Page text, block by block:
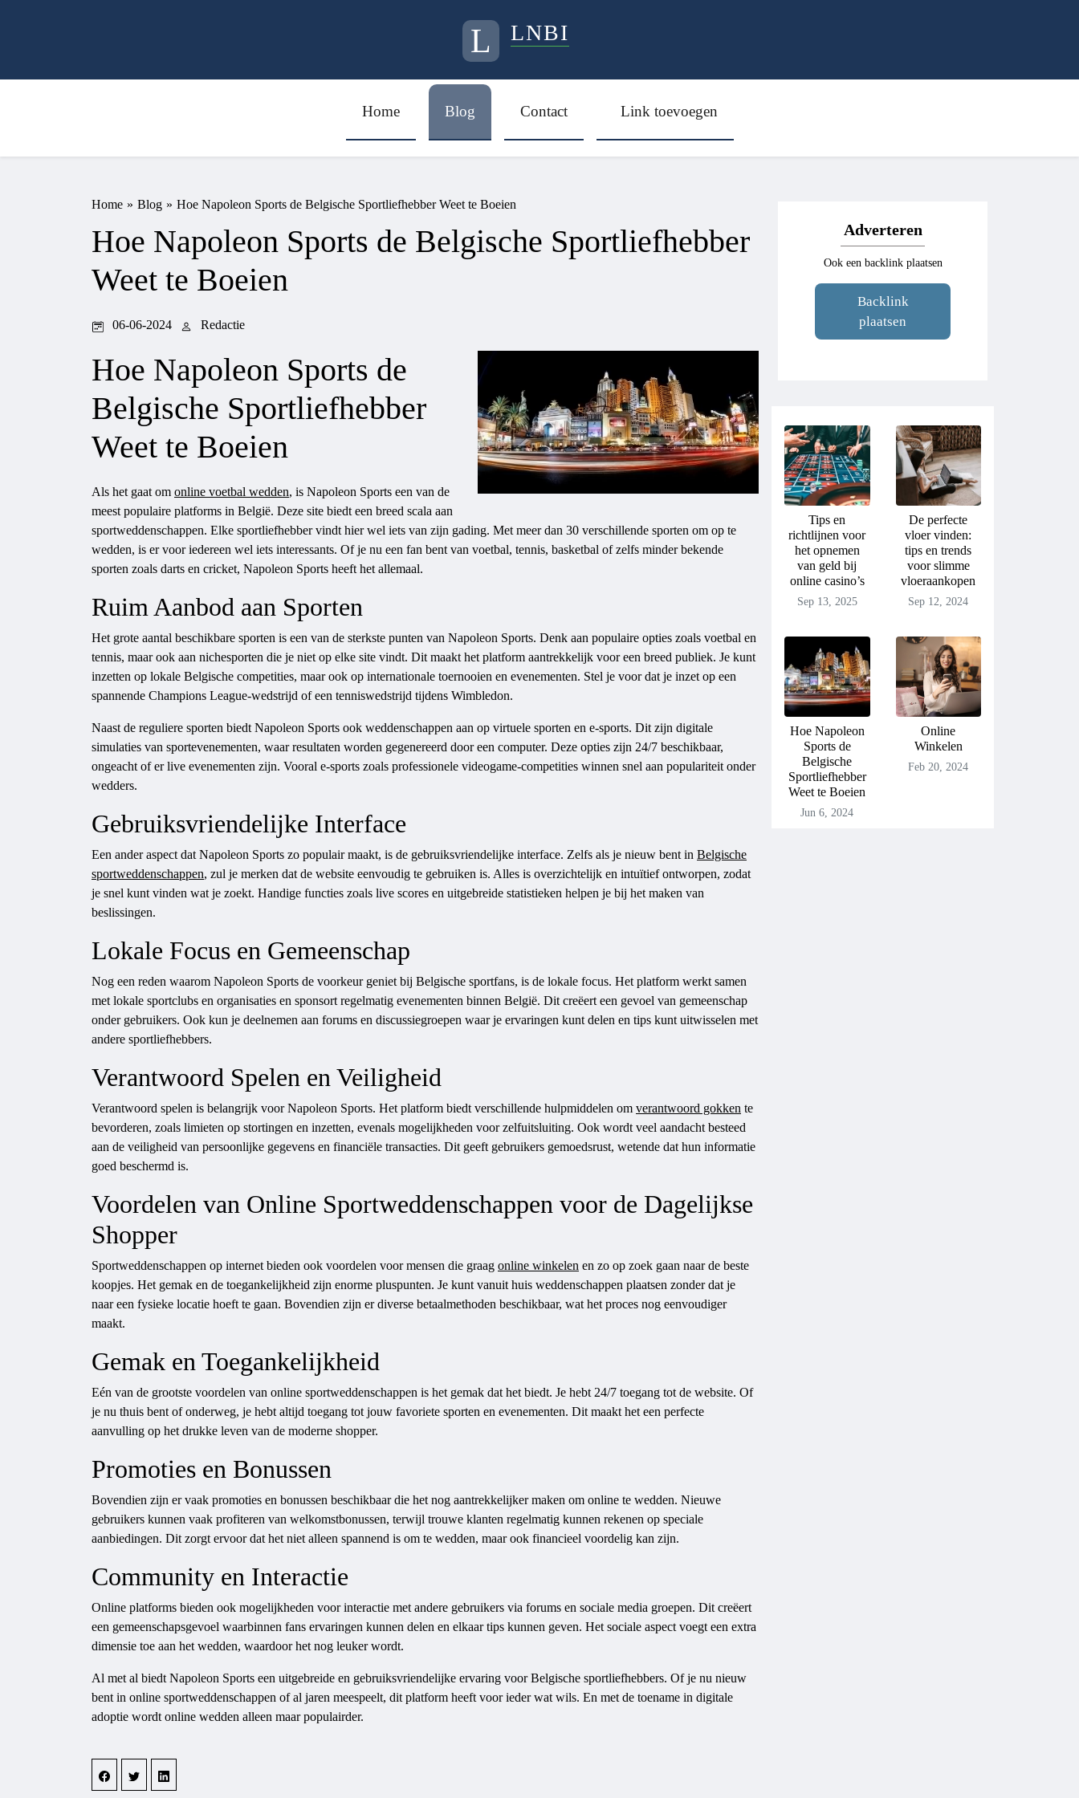
L LNBI
Home Blog Contact Link toevoegen
Home » Blog » Hoe Napoleon Sports de Belgische Sportliefhebber Weet te Boeien
Hoe Napoleon Sports de Belgische Sportliefhebber
Weet te Boeien
06-06-2024 Redactie
Hoe Napoleon Sports de
Belgische Sportliefhebber
Weet te Boeien
Als het gaat om online voetbal wedden, is Napoleon Sports een van de
meest populaire platforms in België. Deze site biedt een breed scala aan
sportweddenschappen. Elke sportliefhebber vindt hier wel iets van zijn gading. Met meer dan 30 verschillende sporten om op te
wedden, is er voor iedereen wel iets interessants. Of je nu een fan bent van voetbal, tennis, basketbal of zelfs minder bekende
sporten zoals darts en cricket, Napoleon Sports heeft het allemaal.
Ruim Aanbod aan Sporten
Het grote aantal beschikbare sporten is een van de sterkste punten van Napoleon Sports. Denk aan populaire opties zoals voetbal en
tennis, maar ook aan nichesporten die je niet op elke site vindt. Dit maakt het platform aantrekkelijk voor een breed publiek. Je kunt
inzetten op lokale Belgische competities, maar ook op internationale toernooien en evenementen. Stel je voor dat je inzet op een
spannende Champions League-wedstrijd of een tenniswedstrijd tijdens Wimbledon.
Naast de reguliere sporten biedt Napoleon Sports ook weddenschappen aan op virtuele sporten en e-sports. Dit zijn digitale
simulaties van sportevenementen, waar resultaten worden gegenereerd door een computer. Deze opties zijn 24/7 beschikbaar,
ongeacht of er live evenementen zijn. Vooral e-sports zoals professionele videogame-competities winnen snel aan populariteit onder
wedders.
Gebruiksvriendelijke Interface
Een ander aspect dat Napoleon Sports zo populair maakt, is de gebruiksvriendelijke interface. Zelfs als je nieuw bent in Belgische
sportweddenschappen, zul je merken dat de website eenvoudig te gebruiken is. Alles is overzichtelijk en intuïtief ontworpen, zodat
je snel kunt vinden wat je zoekt. Handige functies zoals live scores en uitgebreide statistieken helpen je bij het maken van
beslissingen.
Lokale Focus en Gemeenschap
Nog een reden waarom Napoleon Sports de voorkeur geniet bij Belgische sportfans, is de lokale focus. Het platform werkt samen
met lokale sportclubs en organisaties en sponsort regelmatig evenementen binnen België. Dit creëert een gevoel van gemeenschap
onder gebruikers. Ook kun je deelnemen aan forums en discussiegroepen waar je ervaringen kunt delen en tips kunt uitwisselen met
andere sportliefhebbers.
Verantwoord Spelen en Veiligheid
Verantwoord spelen is belangrijk voor Napoleon Sports. Het platform biedt verschillende hulpmiddelen om verantwoord gokken te
bevorderen, zoals limieten op stortingen en inzetten, evenals mogelijkheden voor zelfuitsluiting. Ook wordt veel aandacht besteed
aan de veiligheid van persoonlijke gegevens en financiële transacties. Dit geeft gebruikers gemoedsrust, wetende dat hun informatie
goed beschermd is.
Voordelen van Online Sportweddenschappen voor de Dagelijkse
Shopper
Sportweddenschappen op internet bieden ook voordelen voor mensen die graag online winkelen en zo op zoek gaan naar de beste
koopjes. Het gemak en de toegankelijkheid zijn enorme pluspunten. Je kunt vanuit huis weddenschappen plaatsen zonder dat je
naar een fysieke locatie hoeft te gaan. Bovendien zijn er diverse betaalmethoden beschikbaar, wat het proces nog eenvoudiger
maakt.
Gemak en Toegankelijkheid
Eén van de grootste voordelen van online sportweddenschappen is het gemak dat het biedt. Je hebt 24/7 toegang tot de website. Of
je nu thuis bent of onderweg, je hebt altijd toegang tot jouw favoriete sporten en evenementen. Dit maakt het een perfecte
aanvulling op het drukke leven van de moderne shopper.
Promoties en Bonussen
Bovendien zijn er vaak promoties en bonussen beschikbaar die het nog aantrekkelijker maken om online te wedden. Nieuwe
gebruikers kunnen vaak profiteren van welkomstbonussen, terwijl trouwe klanten regelmatig kunnen rekenen op speciale
aanbiedingen. Dit zorgt ervoor dat het niet alleen spannend is om te wedden, maar ook financieel voordelig kan zijn.
Community en Interactie
Online platforms bieden ook mogelijkheden voor interactie met andere gebruikers via forums en sociale media groepen. Dit creëert
een gemeenschapsgevoel waarbinnen fans ervaringen kunnen delen en elkaar tips kunnen geven. Het sociale aspect voegt een extra
dimensie toe aan het wedden, waardoor het nog leuker wordt.
Al met al biedt Napoleon Sports een uitgebreide en gebruiksvriendelijke ervaring voor Belgische sportliefhebbers. Of je nu nieuw
bent in online sportweddenschappen of al jaren meespeelt, dit platform heeft voor ieder wat wils. En met de toename in digitale
adoptie wordt online wedden alleen maar populairder.
Adverteren
Ook een backlink plaatsen
Backlink
plaatsen
Tips en
richtlijnen voor
het opnemen
van geld bij
online casino’s
Sep 13, 2025
De perfecte
vloer vinden:
tips en trends
voor slimme
vloeraankopen
Sep 12, 2024
Hoe Napoleon
Sports de
Belgische
Sportliefhebber
Weet te Boeien
Jun 6, 2024
Online
Winkelen
Feb 20, 2024